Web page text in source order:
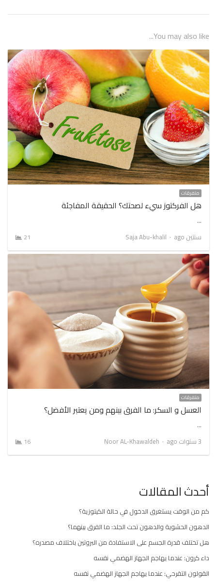
You may also like...
متفرقات
هل الفركتوز سيء لصحتك؟ الحقيقة المفاجئة
…
سنتين ago
Author
Saja Abu-khalil
21
متفرقات
العسل و السكر: ما الفرق بينهم ومن يعتبر الأفضل؟
…
3 سنوات ago
Author
Noor AL-Khawaldeh
16
أحدث المقالات
كم من الوقت يستغرق الدخول في حالة الكيتوزية؟
الدهون الحشوية والدهون تحت الجلد: ما الفرق بينهما؟
هل تختلف قدرة الجسم على الاستفادة من البروتين باختلاف مصدره؟
داء كرون: عندما يهاجم الجهاز الهضمي نفسه
القولون التقرحي: عندما يهاجم الجهاز الهضمي نفسه